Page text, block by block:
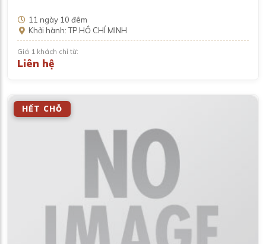
11 ngày 10 đêm
Khởi hành: TP.HỒ CHÍ MINH
Giá 1 khách chỉ từ:
Liên hệ
HẾT CHỖ